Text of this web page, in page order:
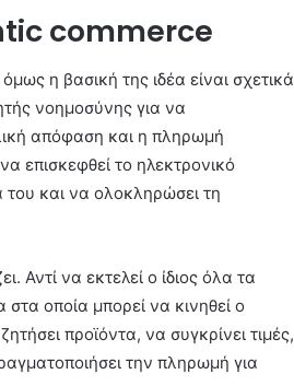
commerce
η βασική της ιδέα είναι σχετικά
νοημοσύνης για να
απόφαση και η πληρωμή
επισκεφθεί το ηλεκτρονικό
του και να ολοκληρώσει τη
Αντί να εκτελεί ο ίδιος όλα τα
οποία μπορεί να κινηθεί ο
προϊόντα, να συγκρίνει τιμές,
την πληρωμή για